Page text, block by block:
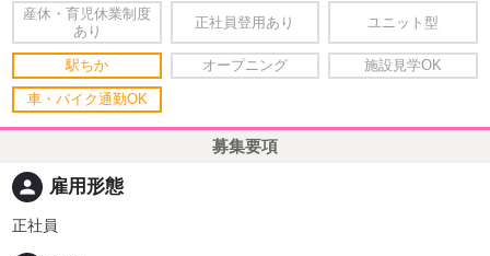
産休・育児休業制度
あり
正社員登用あり ユニット型
駅ちか オープニング 施設見学OK
車・バイク通勤OK
募集要項
person 雇用形態
正社員